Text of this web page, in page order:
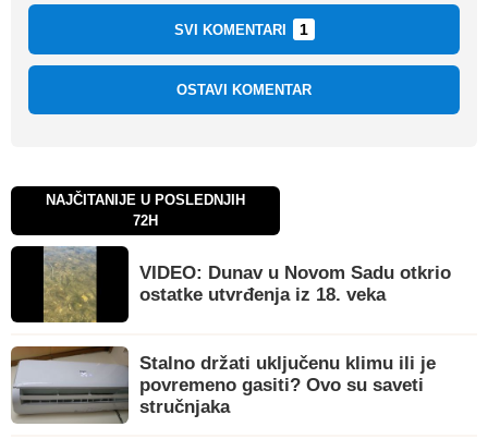
SVI KOMENTARI 1
OSTAVI KOMENTAR
NAJČITANIJE U POSLEDNJIH
72H
VIDEO: Dunav u Novom Sadu otkrio
ostatke utvrđenja iz 18. veka
Stalno držati uključenu klimu ili je
povremeno gasiti? Ovo su saveti
stručnjaka